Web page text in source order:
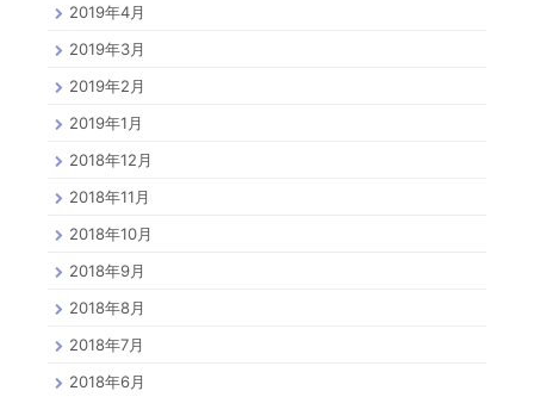
2019年4月
2019年3月
2019年2月
2019年1月
2018年12月
2018年11月
2018年10月
2018年9月
2018年8月
2018年7月
2018年6月